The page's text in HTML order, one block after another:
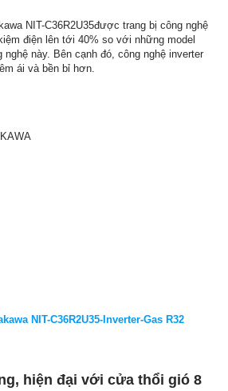
NIT-C36R2U35được trang bị công nghệ
điện lên tới 40% so với những model
này. Bên cạnh đó, công nghệ inverter
ái và bền bỉ hơn.
NIT-C36R2U35-Inverter-Gas R32
hiện đại với cửa thổi gió 8